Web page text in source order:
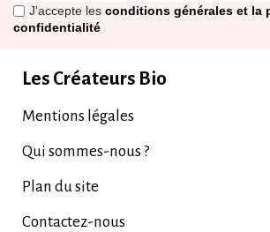
J'accepte les conditions générales et la
confidentialité
Les Créateurs Bio
Mentions légales
Qui sommes-nous ?
Plan du site
Contactez-nous